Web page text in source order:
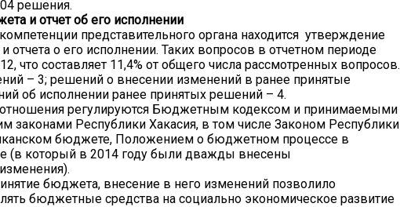
решения.
и отчет об его исполнении
представительного органа находится утверждение
отчета о его исполнении. Таких вопросов в отчетном периоде
что составляет 11,4% от общего числа рассмотренных вопросов.
– 3; решений о внесении изменений в ранее принятые
об исполнении ранее принятых решений – 4.
регулируются Бюджетным кодексом и принимаемыми
законами Республики Хакасия, в том числе Законом Республики
бюджете, Положением о бюджетном процессе в
(в который в 2014 году были дважды внесены
бюджета, внесение в него изменений позволило
бюджетные средства на социально экономическое развитие